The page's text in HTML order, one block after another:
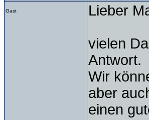
Gast Lieber
vielen
Antwort.
Wir
aber
einen